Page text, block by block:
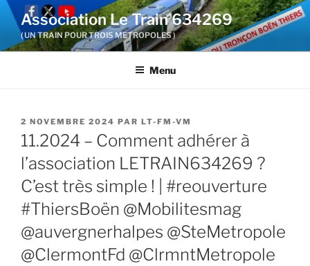
Aller
contenu
Association Le Train 634269
( UN TRAIN POUR TROIS METROPOLES )
Menu
PUBLIÉ
LE
2 NOVEMBRE 2024 PAR LT-FM-VM
11.2024 – Comment adhérer à
l’association LETRAIN634269 ?
C’est très simple ! | #reouverture
#ThiersBoën @Mobilitesmag
@auvergnerhalpes @SteMetropole
@ClermontFd @ClrmntMetropole